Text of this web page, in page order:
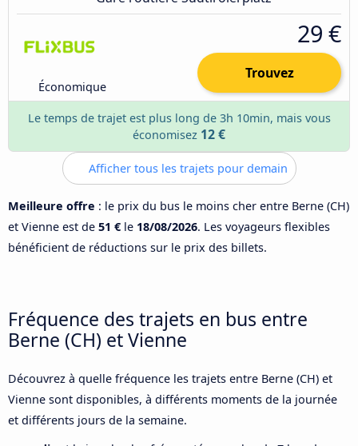
Économique
29 €
Trouvez
Le temps de trajet est plus long de 3h 10min, mais vous
économisez 12 €
Afficher tous les trajets pour demain
Meilleure offre : le prix du bus le moins cher entre Berne (CH)
et Vienne est de 51 € le 18/08/2026. Les voyageurs flexibles
bénéficient de réductions sur le prix des billets.
Fréquence des trajets en bus entre
Berne (CH) et Vienne
Découvrez à quelle fréquence les trajets entre Berne (CH) et
Vienne sont disponibles, à différents moments de la journée
et différents jours de la semaine.